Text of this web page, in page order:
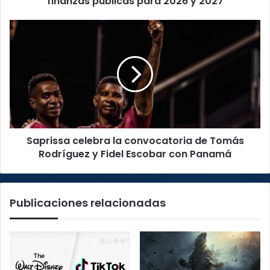
Saprissa
celebra
Tomás
Rodríguez
y
Fidel
EscobarSaprissa celebra la convocatoria de Tomás
Rodríguez y Fidel Escobar con Panamá
Publicaciones relacionadas